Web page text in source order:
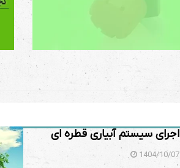
اجرای سیستم آبیاری قطره ای
1404/10/07